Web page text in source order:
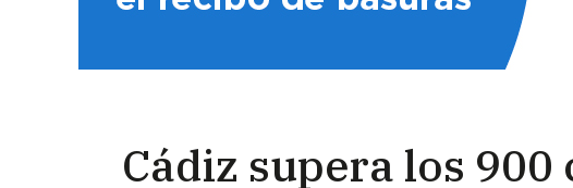
Cádiz supera los